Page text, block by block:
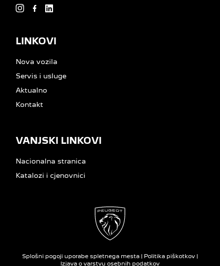
LINKOVI
Nova vozila
Servis i usluge
Aktualno
Kontakt
VANJSKI LINKOVI
Nacionalna stranica
Katalozi i cjenovnici
Splošni pogoji uporabe spletnega mesta | Politika piškotkov |
Izjava o varstvu osebnih podatkov